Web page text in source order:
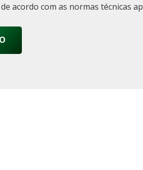
acordo com as normas técnicas